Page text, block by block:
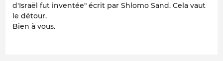
d'Israël fut inventée" écrit par Shlomo Sand. Cela vaut
le détour.
Bien à vous.